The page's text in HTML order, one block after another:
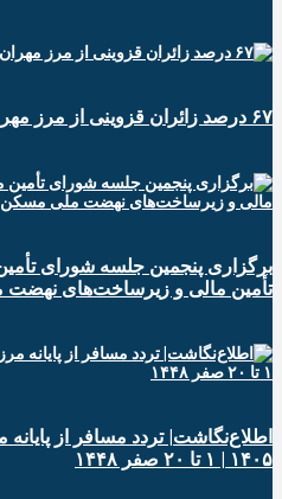
۶۷ درصد زائران قزوینی از مرز مهران به استان بازگشتند
برگزاری پنجمین جلسه شورای
تأمین مالی و زیرساخت‌های
۱۴۰۵ | ۱ تا ۲۰ صفر ۱۴۴۸